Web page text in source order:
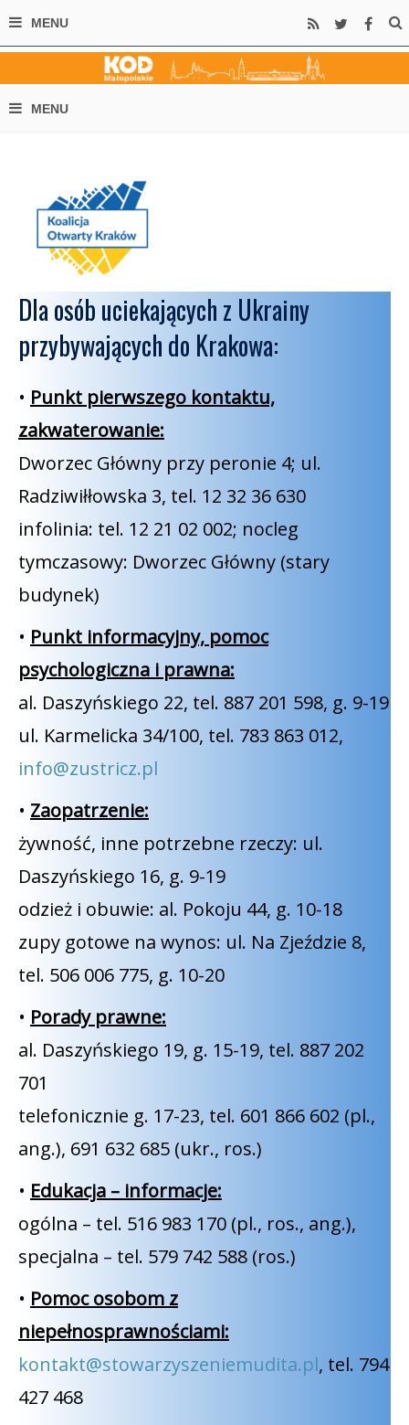
Dla osób uciekających z Ukrainy
przybywających do Krakowa:
• Punkt pierwszego kontaktu,
zakwaterowanie:
Dworzec Główny przy peronie 4; ul.
Radziwiłłowska 3, tel. 12 32 36 630
infolinia: tel. 12 21 02 002; nocleg
tymczasowy: Dworzec Główny (stary
budynek)
• Punkt informacyjny, pomoc
psychologiczna i prawna:
al. Daszyńskiego 22, tel. 887 201 598, g. 9-19
ul. Karmelicka 34/100, tel. 783 863 012,
info@zustricz.pl
• Zaopatrzenie:
żywność, inne potrzebne rzeczy: ul.
Daszyńskiego 16, g. 9-19
odzież i obuwie: al. Pokoju 44, g. 10-18
zupy gotowe na wynos: ul. Na Zjeździe 8,
tel. 506 006 775, g. 10-20
• Porady prawne:
al. Daszyńskiego 19, g. 15-19, tel. 887 202
701
telefonicznie g. 17-23, tel. 601 866 602 (pl.,
ang.), 691 632 685 (ukr., ros.)
• Edukacja – informacje:
ogólna – tel. 516 983 170 (pl., ros., ang.),
specjalna – tel. 579 742 588 (ros.)
• Pomoc osobom z
niepełnosprawnościami:
kontakt@stowarzyszeniemudita.pl, tel. 794
427 468